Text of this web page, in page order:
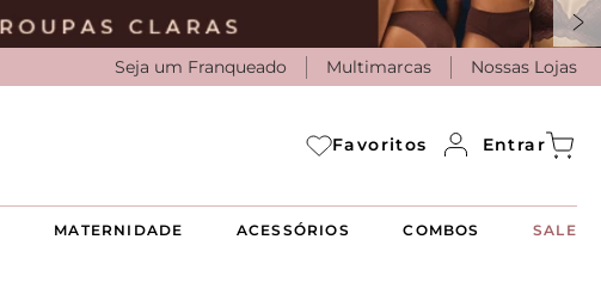
Seja um Franqueado Multimarcas Nossas Lojas
Favoritos Entrar
MATERNIDADE ACESSÓRIOS COMBOS SALE